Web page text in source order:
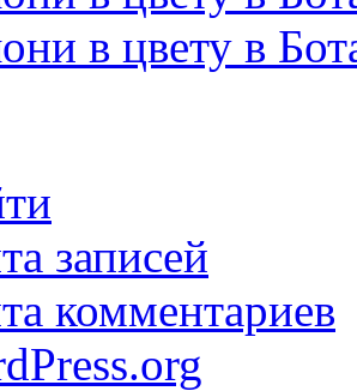
в цвету в
записей
комментариев